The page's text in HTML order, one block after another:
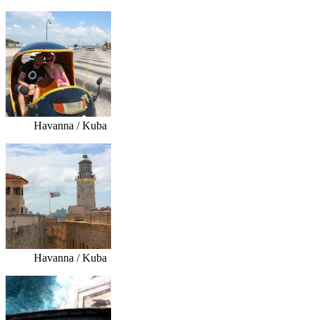
Havanna / Kuba
Havanna / Kuba